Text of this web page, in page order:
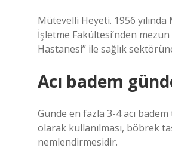
Mütevelli Heyeti. 1956
İşletme Fakültesi’nden mezun
Hastanesi” ile sağlık
Acı badem
Günde en fazla 3-4 acı
olarak kullanılması, böbrek
nemlendirmesidir.